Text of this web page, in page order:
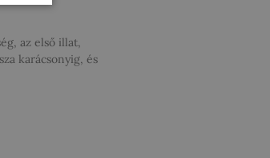
az első illat,
karácsonyig, és